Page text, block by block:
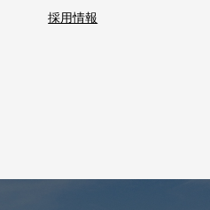
採用情報